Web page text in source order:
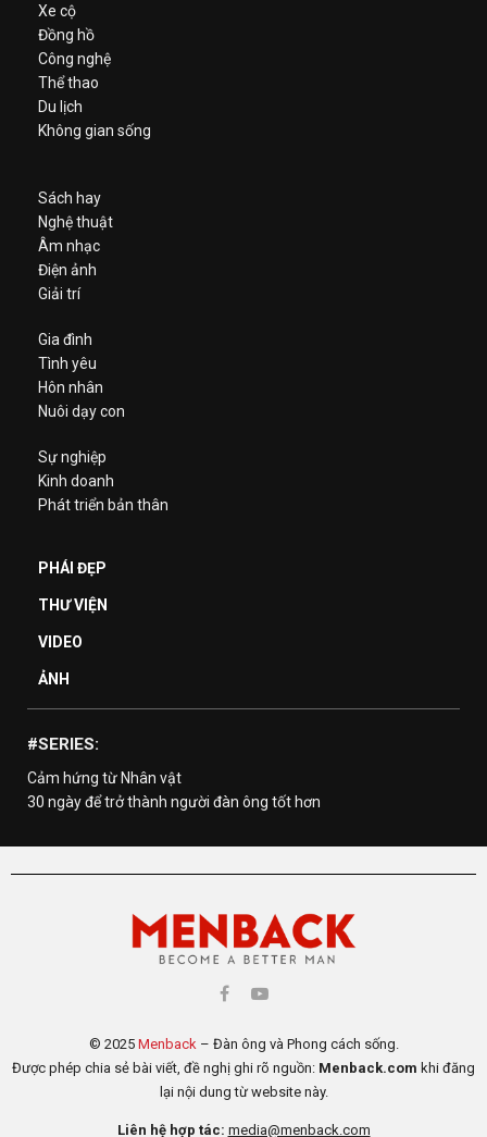
Xe cộ
Đồng hồ
Công nghệ
Thể thao
Du lịch
Không gian sống
Sách hay
Nghệ thuật
Âm nhạc
Điện ảnh
Giải trí
Gia đình
Tình yêu
Hôn nhân
Nuôi dạy con
Sự nghiệp
Kinh doanh
Phát triển bản thân
PHÁI ĐẸP
THƯ VIỆN
VIDEO
ẢNH
#SERIES:
Cảm hứng từ Nhân vật
30 ngày để trở thành người đàn ông tốt hơn
© 2025 Menback– Đàn ông và Phong cách sống.
Được phép chia sẻ bài viết, đề nghị ghi rõ nguồn: Menback.com khi đăng
lại nội dung từ website này.
Liên hệ hợp tác: media@menback.com